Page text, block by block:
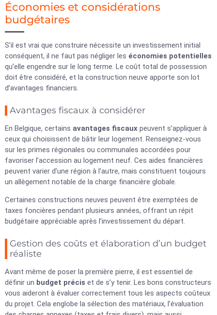
Économies et considérations
budgétaires
S’il est vrai que construire nécessite un investissement initial
conséquent, il ne faut pas négliger les économies potentielles
qu’elle engendre sur le long terme. Le coût total de possession
doit être considéré, et la construction neuve apporte son lot
d’avantages financiers.
Avantages fiscaux à considérer
En Belgique, certains avantages fiscaux peuvent s’appliquer à
ceux qui choisissent de bâtir leur logement. Renseignez-vous
sur les primes régionales ou communales accordées pour
favoriser l’accession au logement neuf. Ces aides financières
peuvent varier d’une région à l’autre, mais constituent toujours
un allègement notable de la charge financière globale.
Certaines constructions neuves peuvent être exemptées de
taxes foncières pendant plusieurs années, offrant un répit
budgétaire appréciable après l’investissement du départ.
Gestion des coûts et élaboration d’un budget
réaliste
Avant même de poser la première pierre, il est essentiel de
définir un budget précis et de s’y tenir. Les bons constructeurs
vous aideront à évaluer correctement tous les aspects coûteux
du projet. Cela englobe la sélection des matériaux, l’évaluation